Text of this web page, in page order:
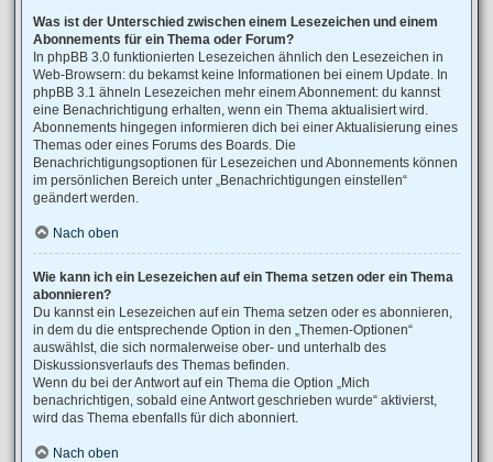
Was ist der Unterschied zwischen einem Lesezeichen und einem
Abonnements für ein Thema oder Forum?
In phpBB 3.0 funktionierten Lesezeichen ähnlich den Lesezeichen in
Web-Browsern: du bekamst keine Informationen bei einem Update. In
phpBB 3.1 ähneln Lesezeichen mehr einem Abonnement: du kannst
eine Benachrichtigung erhalten, wenn ein Thema aktualisiert wird.
Abonnements hingegen informieren dich bei einer Aktualisierung eines
Themas oder eines Forums des Boards. Die
Benachrichtigungsoptionen für Lesezeichen und Abonnements können
im persönlichen Bereich unter „Benachrichtigungen einstellen“
geändert werden.
Nach oben
Wie kann ich ein Lesezeichen auf ein Thema setzen oder ein Thema
abonnieren?
Du kannst ein Lesezeichen auf ein Thema setzen oder es abonnieren,
in dem du die entsprechende Option in den „Themen-Optionen“
auswählst, die sich normalerweise ober- und unterhalb des
Diskussionsverlaufs des Themas befinden.
Wenn du bei der Antwort auf ein Thema die Option „Mich
benachrichtigen, sobald eine Antwort geschrieben wurde“ aktivierst,
wird das Thema ebenfalls für dich abonniert.
Nach oben